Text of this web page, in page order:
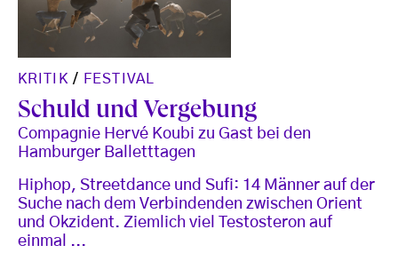
KRITIK / FESTIVAL
Schuld und Vergebung
Compagnie Hervé Koubi zu Gast bei den
Hamburger Balletttagen
Hiphop, Streetdance und Sufi: 14 Männer auf der
Suche nach dem Verbindenden zwischen Orient
und Okzident. Ziemlich viel Testosteron auf
einmal ...